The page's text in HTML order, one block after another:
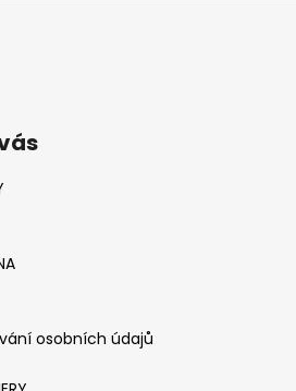
osobních údajů